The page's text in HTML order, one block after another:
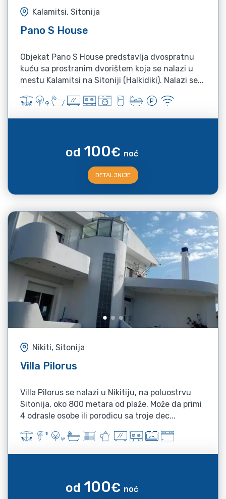
Kalamitsi, Sitonija
Pano S House
Objekat Pano S House predstavlja dvospratnu
kuću sa prostranim dvorištem koja se nalazi u
mestu Kalamitsi na Sitoniji (Halkidiki). Nalazi se...
od 100€ noć
DETALJNIJE
Nikiti, Sitonija
Villa Pilorus
Villa Pilorus se nalazi u Nikitiju, na poluostrvu
Sitonija, oko 800 metara od plaže. Može da primi
4 odrasle osobe ili porodicu sa troje dec...
od 100€ noć